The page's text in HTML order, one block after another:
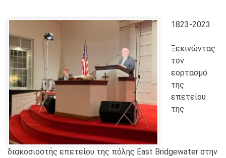
1823-2023
Ξεκινώντας
τον
εορτασμό
της
επετείου
της
διακοσιοστής επετείου της πόλης East Bridgewater στην